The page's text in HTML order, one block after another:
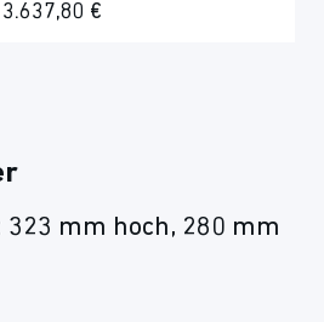
3.637,80 €
mm hoch, 280 mm